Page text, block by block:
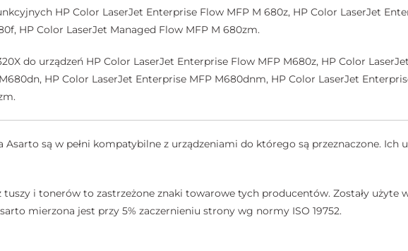
HP Color LaserJet Enterprise Flow MFP M 680z, HP Color LaserJet
HP Color LaserJet Managed Flow MFP M 680zm.
do urządzeń HP Color LaserJet Enterprise Flow MFP M680z, HP Color
HP Color LaserJet Enterprise MFP M680dnm, HP Color LaserJet
są w pełni kompatybilne z urządzeniami do którego są przeznaczone. Ich
i tonerów to zastrzeżone znaki towarowe tych producentów. Zostały użyte
mierzona jest przy 5% zaczernieniu strony wg normy ISO 19752.